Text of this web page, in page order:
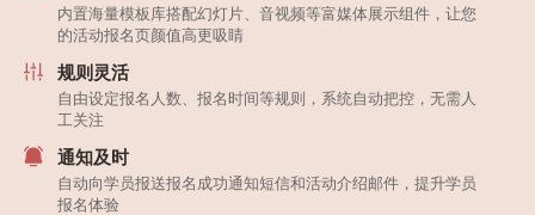
内置海量模板库搭配幻灯片、音视频等富媒体展示组件，让您
的活动报名页颜值高更吸睛
规则灵活
自由设定报名人数、报名时间等规则，系统自动把控，无需人
工关注
通知及时
自动向学员报送报名成功通知短信和活动介绍邮件，提升学员
报名体验